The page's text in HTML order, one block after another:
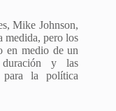
Mike Johnson,
medida, pero los
en medio de un
y las
para la política